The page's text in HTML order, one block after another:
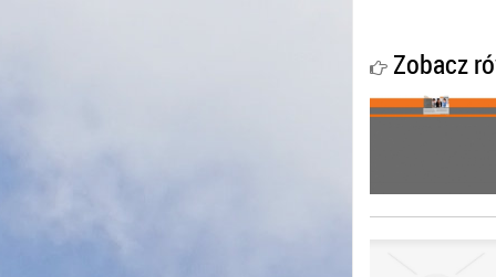
Zobacz